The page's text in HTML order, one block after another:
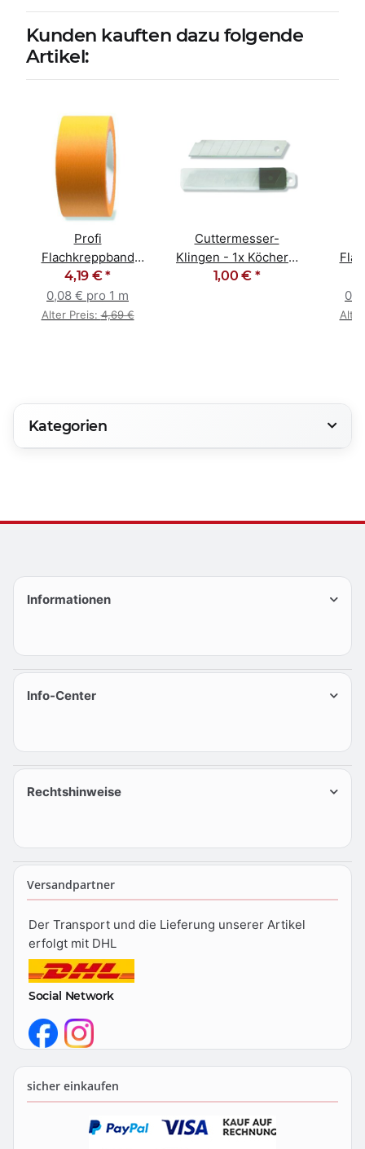
Kunden kauften dazu folgende
Artikel:
Profi
Flachkreppband
Goldband 50mm x
50m
4,19 €*
0,08 € pro 1 m
Alter Preis:4,69 €
Cuttermesser-
Klingen - 1x Köcher -
10 Stück 18mm
1,00 € *
Kategorien
Informationen
Info-Center
Rechtshinweise
Versandpartner
Der Transport und die Lieferung unserer Artikel
erfolgt mit DHL
Social Network
sicher einkaufen